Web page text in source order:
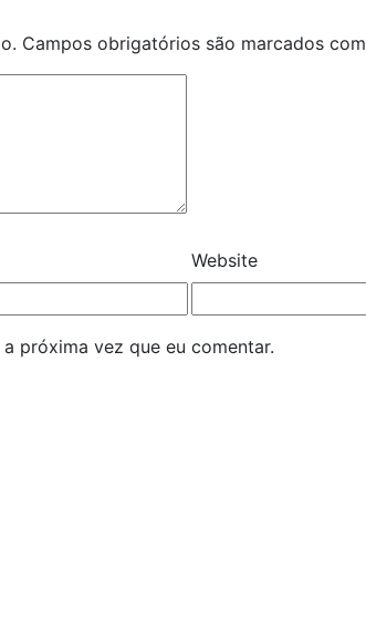
Campos obrigatórios são marcados com
Website
próxima vez que eu comentar.